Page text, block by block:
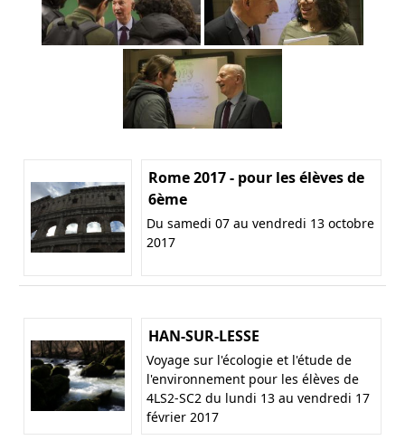
Rome 2017 - pour les élèves de
6ème
Du samedi 07 au vendredi 13 octobre
2017
HAN-SUR-LESSE
Voyage sur l'écologie et l'étude de
l'environnement pour les élèves de
4LS2-SC2 du lundi 13 au vendredi 17
février 2017